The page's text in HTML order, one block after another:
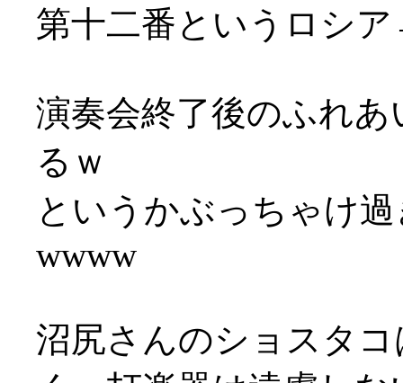
第十二番というロシ
演奏会終了後のふれ
るｗ
というかぶっちゃけ
wwww
沼尻さんのショスタ